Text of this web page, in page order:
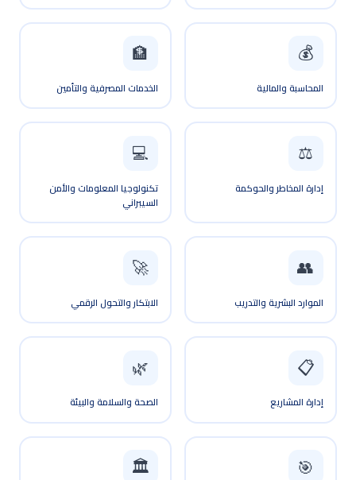
💰
المحاسبة والمالية
🏦
الخدمات المصرفية والتأمين
⚖️
إدارة المخاطر والحوكمة
💻
تكنولوجيا المعلومات والأمن
السيبراني
👥
الموارد البشرية والتدريب
🚀
الابتكار والتحول الرقمي
📋
إدارة المشاريع
🌿
الصحة والسلامة والبيئة
🎯
🏛️